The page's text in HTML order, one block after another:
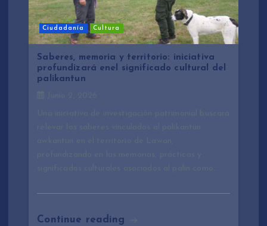
Ciudadanía Cultura
Saberes, memoria y territorio: iniciativa
profundizará enel significado cultural del
palikantun
Continue reading